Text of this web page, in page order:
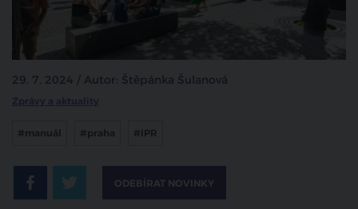
29. 7. 2024 / Autor: Štěpánka Šulanová
Zprávy a aktuality
#manuál #praha #IPR
ODEBÍRAT NOVINKY